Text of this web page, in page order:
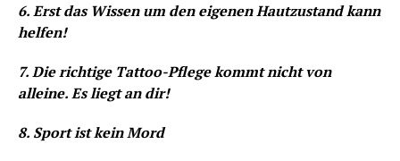
6. Erst das Wissen um den eigenen Hautzustand kann
helfen!
7. Die richtige Tattoo-Pflege kommt nicht von
alleine. Es liegt an dir!
8. Sport ist kein Mord